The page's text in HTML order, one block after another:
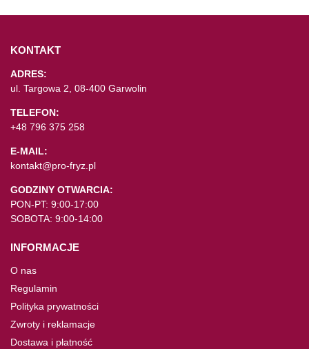
KONTAKT
ADRES:
ul. Targowa 2, 08-400 Garwolin
TELEFON:
+48 796 375 258
E-MAIL:
kontakt@pro-fryz.pl
GODZINY OTWARCIA:
PON-PT: 9:00-17:00
SOBOTA: 9:00-14:00
INFORMACJE
O nas
Regulamin
Polityka prywatności
Zwroty i reklamacje
Dostawa i płatność